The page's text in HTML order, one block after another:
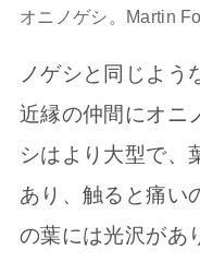
オニノゲシ。Martin
ノゲシと同じよう
近縁の仲間にオニ
シはより大型で、
あり、触ると痛い
の葉には光沢があ